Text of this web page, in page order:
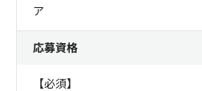
ア
応募資格
【必須】